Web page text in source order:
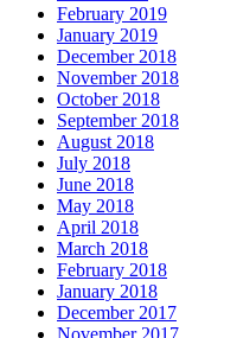
February 2019
January 2019
December 2018
November 2018
October 2018
September 2018
August 2018
July 2018
June 2018
May 2018
April 2018
March 2018
February 2018
January 2018
December 2017
November 2017